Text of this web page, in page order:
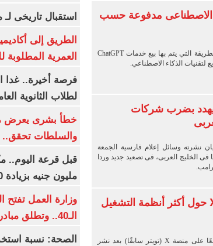
الاصطناعى مدفوعة حسب
تدرس شركة OpenAI حاليًا تغيير الطريقة التي يتم بها بيع خدمات ChatGPT
الذكاء الاصطناعي.
يهدد بضرب شركات
نشرته وسائل إعلام فارسية الجمعة
الخليج العربى، فى تصعيد جديد وردا
نقاش تقنى على منصة X حول أكثر أنظمة التشغيل
أثار حساب Apple Club نقاشًا واسعًا على منصة X (تويتر سابقًا) بعد نشر
استقبال تاريخى
الطريق إلى
العمرية المطلوبة
فرصة أخيرة.. غدا
لطلاب الثانوية العامة
خطأ بشرى يعرض
والسلطات تحقق..
مليون جنيه بزيادة 10 أضعاف
وزارة العمل
الـ40.. وتطلق مبادرة دعم الخبرات
الصحة: نسبة